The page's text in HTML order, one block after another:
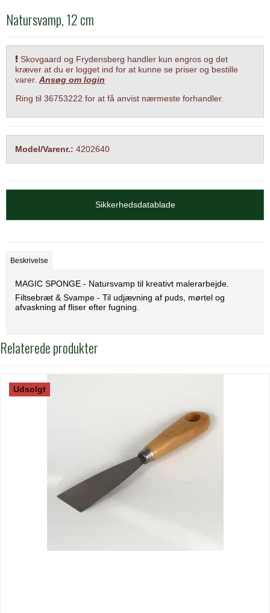
Natursvamp, 12 cm
Skovgaard og Frydensberg handler kun engros og det
kræver at du er logget ind for at kunne se priser og bestille
varer. Ansøg om login
Ring til 36753222 for at få anvist nærmeste forhandler.
Model/Varenr.: 4202640
Sikkerhedsdatablade
Beskrivelse
MAGIC SPONGE - Natursvamp til kreativt malerarbejde.
Filtsebræt & Svampe - Til udjævning af puds, mørtel og
afvaskning af fliser efter fugning.
Relaterede produkter
Udsolgt